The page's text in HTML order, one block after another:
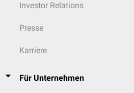
Investor Relations
Presse
Karriere
Für Unternehmen